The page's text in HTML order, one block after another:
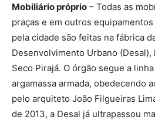
Mobiliário próprio – Todas as
praças e em outros
pela cidade são feitas na fábrica
Desenvolvimento Urbano
Seco Pirajá. O órgão segue a
argamassa armada, obedecendo
pelo arquiteto João Filgueiras
de 2013, a Desal já ultrapassou